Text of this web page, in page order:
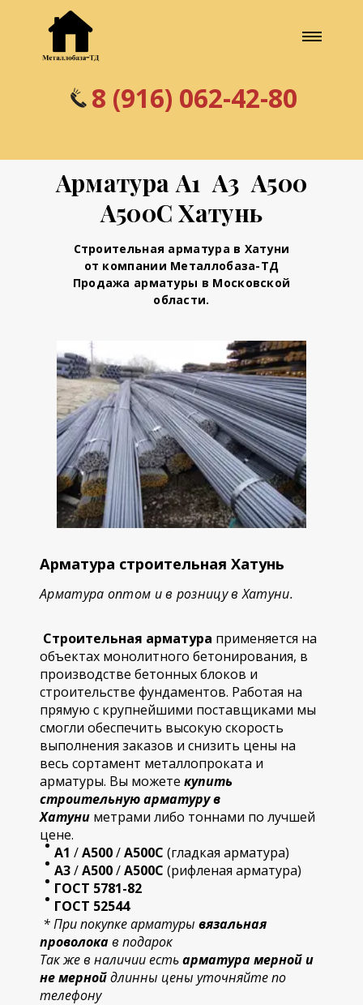
8 (916) 062-42-80
Арматура А1 А3 А500
А500С Хатунь
Строительная арматура в Хатуни
от компании Металлобаза-ТД
Продажа арматуры в Московской
области.
Арматура строительная Хатунь
Арматура оптом и в розницу в Хатуни.
Строительная арматура применяется на
объектах монолитного бетонирования, в
производстве бетонных блоков и
строительстве фундаментов. Работая на
прямую с крупнейшими поставщиками мы
смогли обеспечить высокую скорость
выполнения заказов и снизить цены на
весь сортамент металлопроката и
арматуры. Вы можете купить
строительнуюарматуру в
Хатуни метрами либо тоннами по лучшей
цене.
А1 /А500/А500С (гладкая арматура)
А3/А500/А500С (рифленая арматура)
ГОСТ 5781-82
ГОСТ 52544
* При покупке арматуры вязальная
проволокав подарок
Так же в наличии естьарматура мерной и
не мернойдлинны цены уточняйте по
телефону